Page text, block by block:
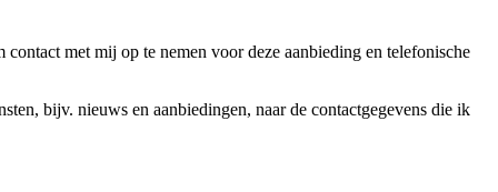
met mij op te nemen voor deze aanbieding en telefonische
bijv. nieuws en aanbiedingen, naar de contactgegevens die ik